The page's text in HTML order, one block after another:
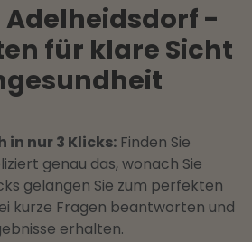
-
für klare Sicht
in nur 3 Klicks: Finden Sie
genau das, wonach Sie
gelangen Sie zum perfekten
kurze Fragen beantworten und
erhalten.